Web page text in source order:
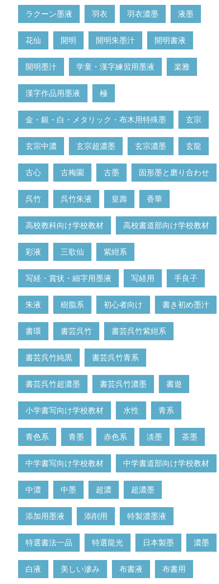
ラクーン墨液 羽衣 羽衣濃墨 液墨
花仙 開明 開明朱墨汁 開明書液
開明墨汁 学童・漢字練習用墨液 楽雅
漢字作品用墨液 極
金・銀・白・メタリック・布木用特殊墨 玄宗
玄宗中濃 玄宗超濃墨 玄宗濃墨 玄龍
古心 古梅園 古墨 固形墨と磨り合わせ
呉竹 呉竹朱液 皇壽 香華
高校教科向け学校教材 高校書道部向け学校教材
彩液 三歌仙 紫紺系
写経・賞状・細字用墨液 写経用 手良子
朱液 樹脂系 初心者向け 書き初め墨汁
書環 書芸呉竹 書芸呉竹紫紺系
書芸呉竹純黒 書芸呉竹青系
書芸呉竹超濃墨 書芸呉竹濃墨 書遊
小学書写向け学校教材 水性 青系
青色系 青墨 赤色系 淡墨 茶墨
中学書写向け学校教材 中学書道部向け学校教材
中濃 中墨 超濃 超濃墨
添加用墨液 添削用 特製濃墨液
特選書法一品 特選龍光 日本製墨 濃墨
白液 美しい滲み 布書液 布書用